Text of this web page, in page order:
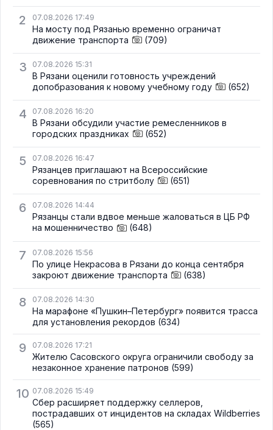
2 07.08.2026 17:49
На мосту под Рязанью временно ограничат
движение транспорта
(709)
3 07.08.2026 15:31
В Рязани оценили готовность учреждений
допобразования к новому учебному году
(652)
4 07.08.2026 16:20
В Рязани обсудили участие ремесленников в
городских праздниках
(652)
5 07.08.2026 16:47
Рязанцев приглашают на Всероссийские
соревнования по стритболу
(651)
6 07.08.2026 14:44
Рязанцы стали вдвое меньше жаловаться в ЦБ РФ
на мошенничество
(648)
7 07.08.2026 15:56
По улице Некрасова в Рязани до конца сентября
закроют движение транспорта
(638)
8 07.08.2026 14:30
На марафоне «Пушкин–Петербург» появится трасса
для установления рекордов (634)
9 07.08.2026 17:21
Жителю Сасовского округа ограничили свободу за
незаконное хранение патронов (599)
10 07.08.2026 15:49
Сбер расширяет поддержку селлеров,
пострадавших от инцидентов на складах Wildberries
(565)